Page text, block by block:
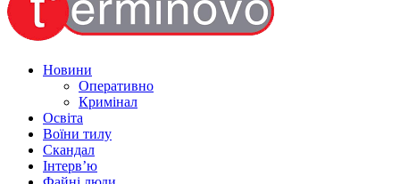
Новини
Оперативно
Кримінал
Освіта
Воїни тилу
Скандал
Інтерв’ю